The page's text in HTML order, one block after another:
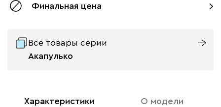
Финальная цена
Все товары серии
Акапулько
Характеристики О модели